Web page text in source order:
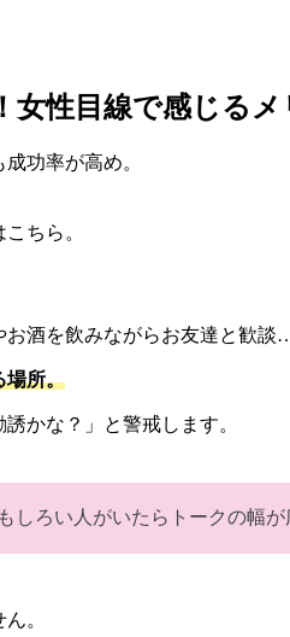
女性目線で感じるメ
功率が高め。
ちら。
お酒を飲みながらお友達と歓談
場所。
かな？」と警戒します。
しろい人がいたらトークの幅が
。